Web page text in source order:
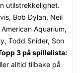
utilstrekkelighet.
Bob Dylan, Neil
Aquarium,
Todd Snider, Son
3 på spillelista:
alltid tilbake på